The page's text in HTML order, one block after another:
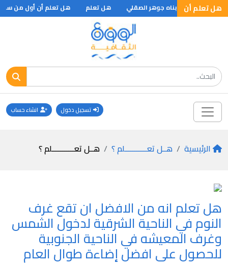
هل تعلم أن
علية وسلم وقد بناه جوهر الصقلي هل تعلم هل تعلم أن أول من
تسجيل دخول انشاء حساب
الرئيسية هــل تعـــــــــــلم ؟ هــل تعـــــــــــلم ؟
هل تعلم انه من الافضل ان تقع غرف
النوم في الناحية الشرقية لدخول الشمس
وغرف المعيشه في الناحية الجنوبية
للحصول على افضل إضاءة طوال العام